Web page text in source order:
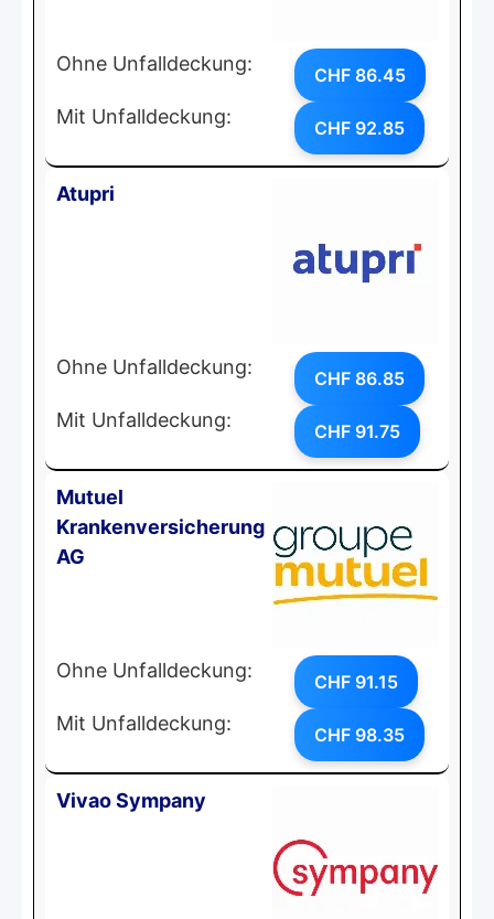
Ohne Unfalldeckung: CHF 86.45
Mit Unfalldeckung: CHF 92.85
Atupri
Ohne Unfalldeckung: CHF 86.85
Mit Unfalldeckung: CHF 91.75
Mutuel
Krankenversicherung
AG
Ohne Unfalldeckung: CHF 91.15
Mit Unfalldeckung: CHF 98.35
Vivao Sympany